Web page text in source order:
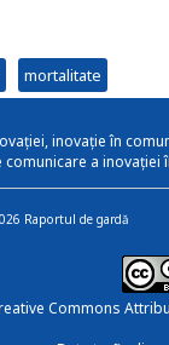
mortalitate
inovație în
a inovației
Raportul de gardă
Commons